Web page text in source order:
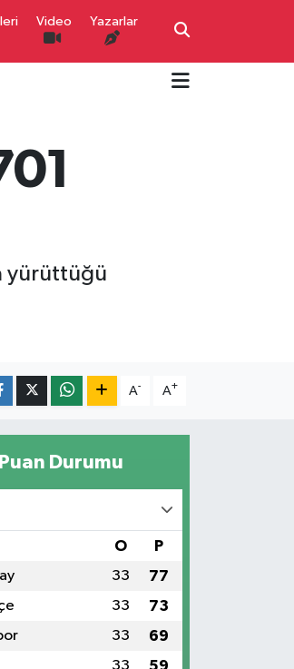
Video Yazarlar
yürüttüğü
A- A+
Durumu
O P
33 77
33 73
33 69
33 59